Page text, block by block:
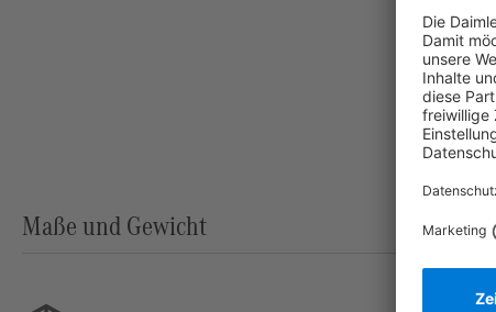
Maße und Gewicht